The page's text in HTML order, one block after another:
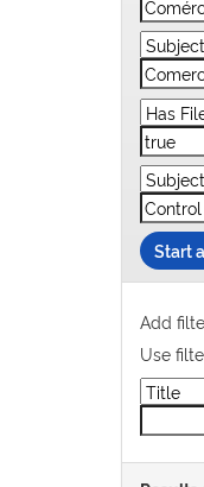
Start
Add
Use